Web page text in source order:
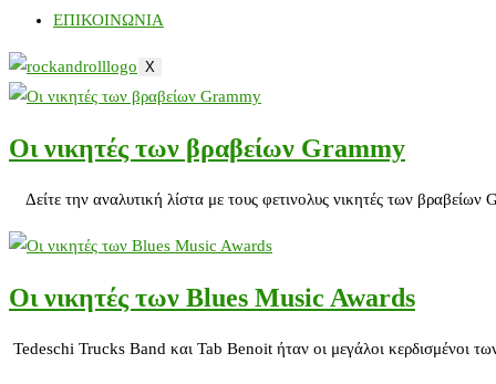
ΕΠΙΚΟΙΝΩΝΙΑ
X
Οι νικητές των βραβείων Grammy
Δείτε την αναλυτική λίστα με τους φετινολυς νικητές των
Οι νικητές των Blues Music Awards
Tedeschi Trucks Band και Tab Benoit ήταν οι μεγάλοι κερδισμένοι